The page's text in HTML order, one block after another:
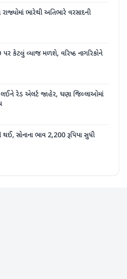
ભારેથી અતિભારે વરસાદની
પર કેટલું વ્યાજ મળશે, વરિષ્ઠ નાગરિકોને
લઈને રેડ એલર્ટ જાહેર, ઘણા જિલ્લાઓમાં
થઈ, સોનાના ભાવ 2,200 રૂપિયા સુધી